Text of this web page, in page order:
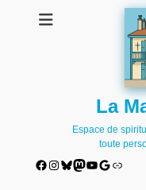
La
Espace de
toute
Facebook
Instagram
Bluesky
Mastodon
YouTube
Google
Lien